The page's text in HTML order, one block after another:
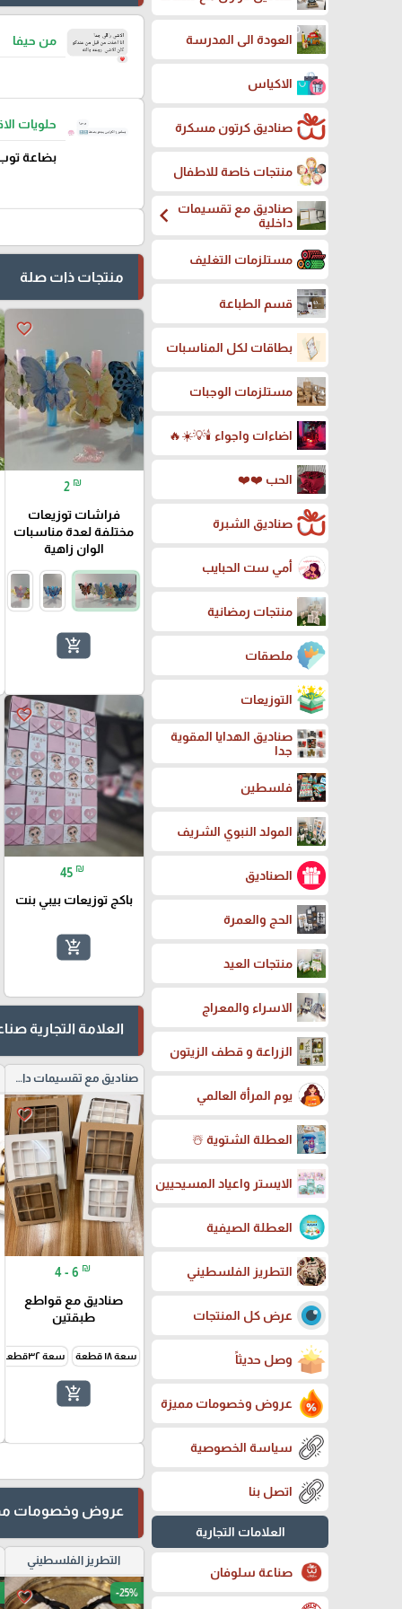
العودة الى المدرسة
الاكياس
صناديق كرتون مسكرة
منتجات خاصة للاطفال
صناديق مع تقسيمات
داخلية
chevron_left
مستلزمات التغليف
قسم الطباعة
بطاقات لكل المناسبات
مستلزمات الوجبات
اضاءات واجواء 🕯️💡☀️🔥
الحب ❤️❤️
صناديق الشبرة
أمي ست الحبايب
منتجات رمضانية
ملصقات
التوزيعات
صناديق الهدايا المقوية
جدا
فلسطين
المولد النبوي الشريف
الصناديق
الحج والعمرة
منتجات العيد
الاسراء والمعراج
الزراعة و قطف الزيتون
يوم المرأة العالمي
العطلة الشتوية ☃️
الايستر واعياد المسيحيين
العطلة الصيفية
التطريز الفلسطيني
عرض كل المنتجات
وصل حديثاً
عروض وخصومات مميزة
سياسة الخصوصية
اتصل بنا
العلامات التجارية
صناعة سلوفان
من حيفا
حلويات
بضاعة
منتجات ذات صلة
favorite_border
2 ₪
فراشات توزيعات
مختلفة لعدة مناسبات
الوان زاهية
add_shopping_cart
favorite_border
45 ₪
باكج توزيعات بيبي بنت
add_shopping_cart
العلامة التجارية
صناديق مع تقسيمات داخلية
favorite_border
4 - 6 ₪
صناديق مع قواطع
طبقتين
سعة ١٨ قطعة سعة ٣٢قطعة
add_shopping_cart
عروض وخصومات
التطريز الفلسطيني
favorite_border -25%